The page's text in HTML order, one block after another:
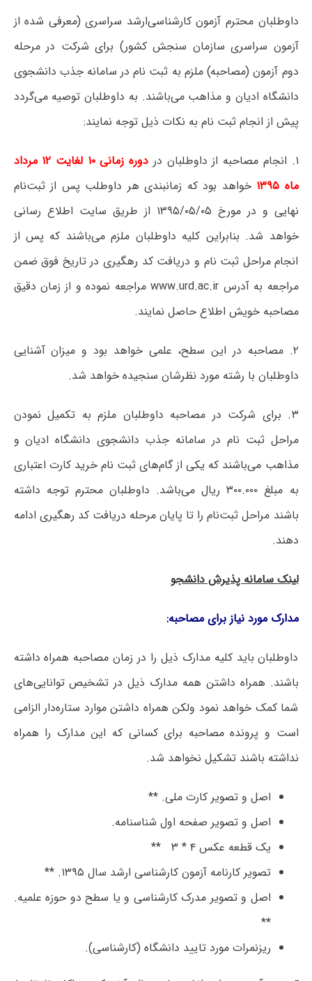
داوطلبان محترم آزمون کارشناسی‌ارشد سراسری (معرفی شده از
آزمون سراسری سازمان سنجش کشور) برای شرکت در مرحله
دوم آزمون (مصاحبه) ملزم به ثبت نام در سامانه جذب دانشجوی
دانشگاه ادیان و مذاهب می‌باشند. به داوطلبان توصیه می‌گردد
پیش از انجام ثبت نام به نکات ذیل توجه نمایند:
۱. انجام مصاحبه از داوطلبان در
دوره زمانی ۱۰ لغایت ۱۲ مرداد
ماه ۱۳۹۵
خواهد بود که زمانبندی هر داوطلب پس از ثبت‌نام
نهایی و در مورخ ۱۳۹۵/۰۵/۰۵ از طریق سایت اطلاع رسانی
خواهد شد. بنابراین کلیه داوطلبان ملزم می‌باشند که پس از
انجام مراحل ثبت نام و دریافت کد رهگیری در تاریخ فوق ضمن
مراجعه به آدرس www.urd.ac.irمراجعه نموده و از زمان دقیق
مصاحبه خویش اطلاع حاصل نمایند.
۲. مصاحبه در این سطح، علمی خواهد بود و میزان آشنایی
داوطلبان با رشته مورد نظرشان سنجیده خواهد شد.
۳. برای شرکت در مصاحبه داوطلبان ملزم به تکمیل نمودن
مراحل ثبت نام در سامانه جذب دانشجوی دانشگاه ادیان و
مذاهب می‌باشند که یکی از گام‌های ثبت نام خرید کارت اعتباری
به مبلغ ۳۰۰.۰۰۰ ریال می‌باشد. داوطلبان محترم توجه داشته
باشند مراحل ثبت‌نام را تا پایان مرحله دریافت کد رهگیری ادامه
دهند.
لینک سامانه پذیرش دانشجو
مدارک مورد نیاز برای مصاحبه:
داوطلبان باید کلیه مدارک ذیل را در زمان مصاحبه همراه داشته
باشند. همراه داشتن همه مدارک ذیل در تشخیص توانایی‌های
شما کمک خواهد نمود ولکن همراه داشتن موارد ستاره‌دار الزامی
است و پرونده مصاحبه برای کسانی که این مدارک را همراه
نداشته‌ باشند تشکیل نخواهد شد.
اصل و تصویر کارت ملی. **
اصل و تصویر صفحه اول شناسنامه.
یک قطعه عکس ۴ * ۳ **
تصویر کارنامه آزمون کارشناسی ارشد سال ۱۳۹۵. **
اصل و تصویر مدرک کارشناسی و یا سطح دو حوزه علمیه.
**
ریزنمرات مورد تایید دانشگاه (کارشناسی).